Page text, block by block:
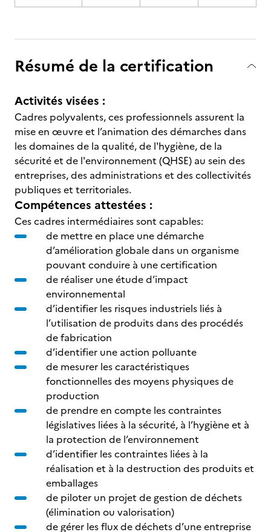
Résumé de la certification
Activités visées :
Cadres polyvalents, ces professionnels assurent la
mise en œuvre et l’animation des démarches dans
les domaines de la qualité, de l'hygiène, de la
sécurité et de l'environnement (QHSE) au sein des
entreprises, des administrations et des collectivités
publiques et territoriales.
Compétences attestées :
Ces cadres intermédiaires sont capables:
de mettre en place une démarche
d’amélioration globale dans un organisme
pouvant conduire à une certification
de réaliser une étude d’impact
environnemental
d’identifier les risques industriels liés à
l’utilisation de produits dans des procédés
de fabrication
d’identifier une action polluante
de mesurer les caractéristiques
fonctionnelles des moyens physiques de
production
de prendre en compte les contraintes
législatives liées à la sécurité, à l’hygiène et à
la protection de l’environnement
d’identifier les contraintes liées à la
réalisation et à la destruction des produits et
emballages
de piloter un projet de gestion de déchets
(élimination ou valorisation)
de gérer les flux de déchets d’une entreprise